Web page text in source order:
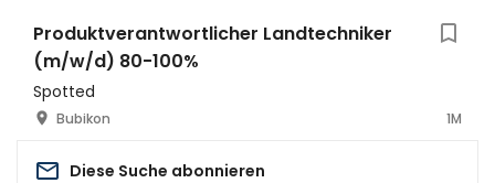
Produktverantwortlicher Landtechniker
(m/w/d) 80-100%
Spotted
Bubikon 1M
Diese Suche abonnieren